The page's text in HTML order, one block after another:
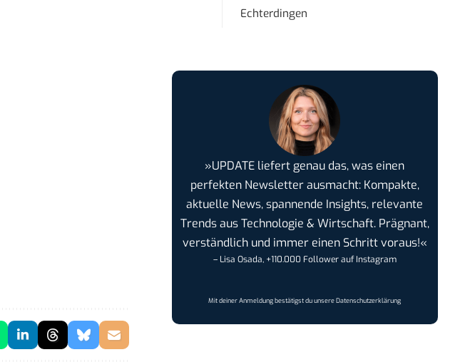
Echterdingen
»UPDATE liefert genau das, was einen
perfekten Newsletter ausmacht: Kompakte,
aktuelle News, spannende Insights, relevante
Trends aus Technologie & Wirtschaft. Prägnant,
verständlich und immer einen Schritt voraus!«
– Lisa Osada, +110.000 Follower auf Instagram
Mit deiner Anmeldung bestätigst du unsereDatenschutzerklärung